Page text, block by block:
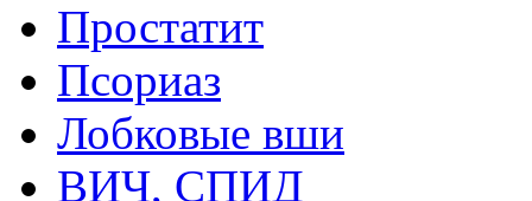
Простатит
Псориаз
Лобковые вши
ВИЧ, СПИД